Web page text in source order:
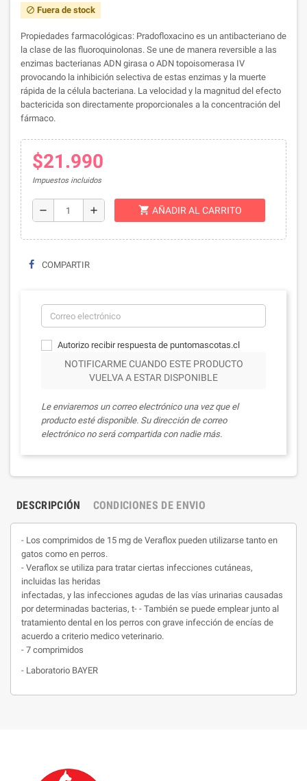
block Fuera de stock
Propiedades farmacológicas: Pradofloxacino es un antibacteriano de
la clase de las fluoroquinolonas. Se une de manera reversible a las
enzimas bacterianas ADN girasa o ADN topoisomerasa IV
provocando la inhibición selectiva de estas enzimas y la muerte
rápida de la célula bacteriana. La velocidad y la magnitud del efecto
bactericida son directamente proporcionales a la concentración del
fármaco.
$21.990
Impuestos incluidos
remove add shopping_cart AÑADIR AL CARRITO
COMPARTIR
Autorizo recibir respuesta de puntomascotas.cl
NOTIFICARME CUANDO ESTE PRODUCTO
VUELVA A ESTAR DISPONIBLE
Le enviaremos un correo electrónico una vez que el
producto esté disponible. Su dirección de correo
electrónico no será compartida con nadie más.
DESCRIPCIÓN CONDICIONES DE ENVIO
- Los comprimidos de 15 mg de Veraflox pueden utilizarse tanto en
gatos como en perros.
- Veraflox se utiliza para tratar ciertas infecciones cutáneas,
incluidas las heridas
infectadas, y las infecciones agudas de las vías urinarias causadas
por determinadas bacterias, t- - También se puede emplear junto al
tratamiento dental en los perros con grave infección de encías de
acuerdo a criterio medico veterinario.
- 7 comprimidos
- Laboratorio BAYER